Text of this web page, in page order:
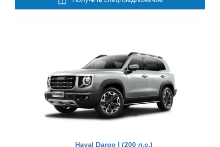
Haval Dargo I (200 л.с.)